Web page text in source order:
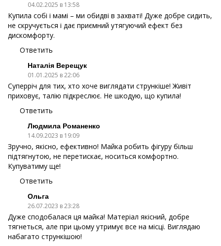
04.02.2025 в 13:58
Купила собі і мамі – ми обидві в захваті! Дуже добре сидить,
не скручується і дає приємний утягуючий ефект без
дискомфорту.
Ответить
Наталія Верещук
01.01.2025 в 22:06
Суперріч для тих, хто хоче виглядати стрункіше! Живіт
приховує, талію підкреслює. Не шкодую, що купила!
Ответить
Людмила Романенко
14.09.2023 в 19:09
Зручно, якісно, ефективно! Майка робить фігуру більш
підтягнутою, не перетискає, носиться комфортно.
Купуватиму ще!
Ответить
Ольга
26.07.2023 в 23:28
Дуже сподобалася ця майка! Матеріал якісний, добре
тягнеться, але при цьому утримує все на місці. Виглядаю
набагато стрункішою!